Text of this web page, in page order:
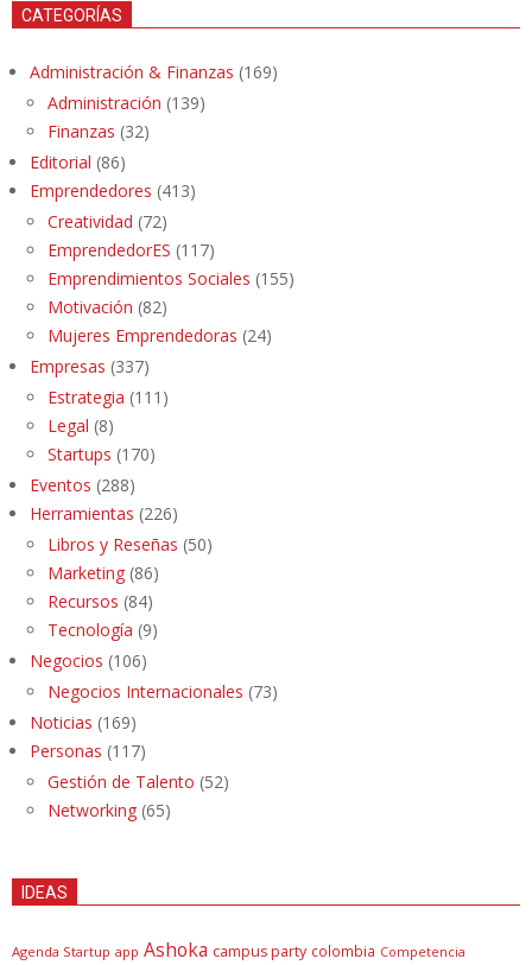
CATEGORÍAS
Administración & Finanzas (169)
Administración (139)
Finanzas (32)
Editorial (86)
Emprendedores (413)
Creatividad (72)
EmprendedorES (117)
Emprendimientos Sociales (155)
Motivación (82)
Mujeres Emprendedoras (24)
Empresas (337)
Estrategia (111)
Legal (8)
Startups (170)
Eventos (288)
Herramientas (226)
Libros y Reseñas (50)
Marketing (86)
Recursos (84)
Tecnología (9)
Negocios (106)
Negocios Internacionales (73)
Noticias (169)
Personas (117)
Gestión de Talento (52)
Networking (65)
IDEAS
Agenda Startup app Ashoka campus party colombia Competencia